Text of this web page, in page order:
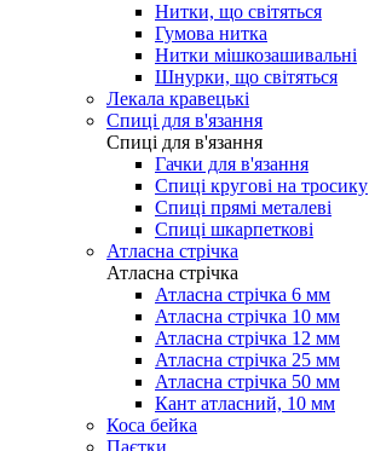
Нитки, що світяться
Гумова нитка
Нитки мішкозашивальні
Шнурки, що світяться
Лекала кравецькі
Cпиці для в'язання
Cпиці для в'язання
Гачки для в'язання
Спиці кругові на тросику
Спиці прямі металеві
Спиці шкарпеткові
Атласна стрічка
Атласна стрічка
Атласна стрічка 6 мм
Атласна стрічка 10 мм
Атласна стрічка 12 мм
Атласна стрічка 25 мм
Атласна стрічка 50 мм
Кант атласний, 10 мм
Коса бейка
Паєтки